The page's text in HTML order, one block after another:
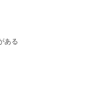
ある